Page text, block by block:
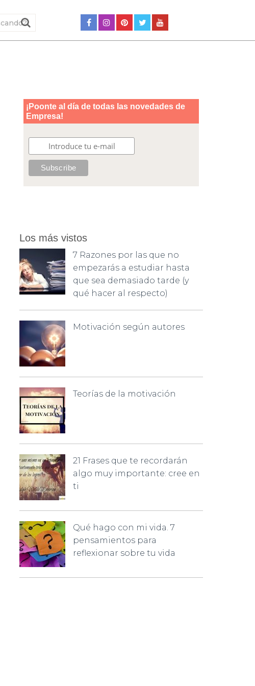
Los más vistos
7 Razones por las que no
empezarás a estudiar hasta
que sea demasiado tarde (y
qué hacer al respecto)
Motivación según autores
Teorías de la motivación
21 Frases que te recordarán
algo muy importante: cree en
ti
Qué hago con mi vida. 7
pensamientos para
reflexionar sobre tu vida